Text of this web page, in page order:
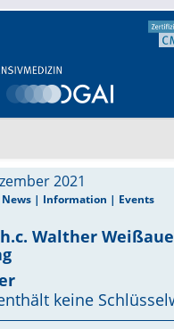
2021
| Information | Events
Walther
keine